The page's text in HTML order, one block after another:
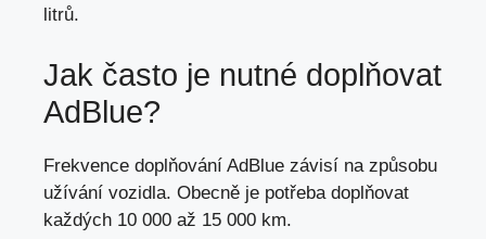
litrů.
Jak často je nutné doplňovat
AdBlue?
Frekvence doplňování AdBlue závisí na způsobu
užívání vozidla. Obecně je potřeba doplňovat
každých 10 000 až 15 000 km.